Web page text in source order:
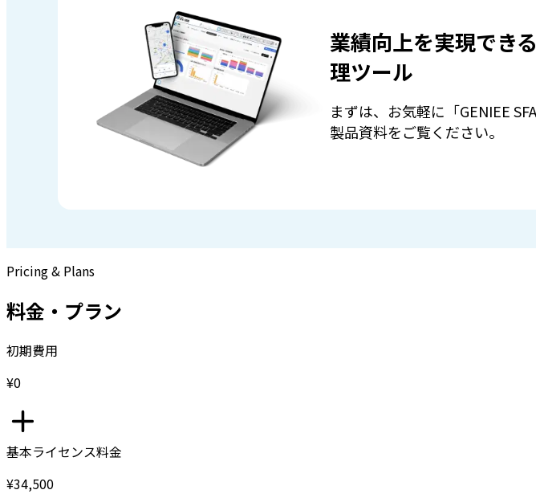
業績向上を実現でき
理ツール
まずは、お気軽に「GENIEE
製品資料をご覧ください。
Pricing & Plans
料金・プラン
初期費用
¥0
基本ライセンス料金
¥34,500